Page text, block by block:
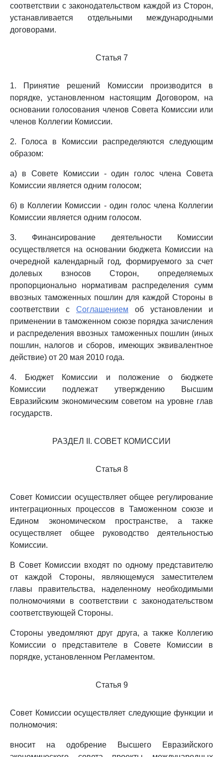
соответствии с законодательством каждой из Сторон,
устанавливается отдельными международными
договорами.
Статья 7
1. Принятие решений Комиссии производится в
порядке, установленном настоящим Договором, на
основании голосования членов Совета Комиссии или
членов Коллегии Комиссии.
2. Голоса в Комиссии распределяются следующим
образом:
а) в Совете Комиссии - один голос члена Совета
Комиссии является одним голосом;
б) в Коллегии Комиссии - один голос члена Коллегии
Комиссии является одним голосом.
3. Финансирование деятельности Комиссии
осуществляется на основании бюджета Комиссии на
очередной календарный год, формируемого за счет
долевых взносов Сторон, определяемых
пропорционально нормативам распределения сумм
ввозных таможенных пошлин для каждой Стороны в
соответствии с Соглашением об установлении и
применении в таможенном союзе порядка зачисления
и распределения ввозных таможенных пошлин (иных
пошлин, налогов и сборов, имеющих эквивалентное
действие) от 20 мая 2010 года.
4. Бюджет Комиссии и положение о бюджете
Комиссии подлежат утверждению Высшим
Евразийским экономическим советом на уровне глав
государств.
РАЗДЕЛ II. СОВЕТ КОМИССИИ
Статья 8
Совет Комиссии осуществляет общее регулирование
интеграционных процессов в Таможенном союзе и
Едином экономическом пространстве, а также
осуществляет общее руководство деятельностью
Комиссии.
В Совет Комиссии входят по одному представителю
от каждой Стороны, являющемуся заместителем
главы правительства, наделенному необходимыми
полномочиями в соответствии с законодательством
соответствующей Стороны.
Стороны уведомляют друг друга, а также Коллегию
Комиссии о представителе в Совете Комиссии в
порядке, установленном Регламентом.
Статья 9
Совет Комиссии осуществляет следующие функции и
полномочия:
вносит на одобрение Высшего Евразийского